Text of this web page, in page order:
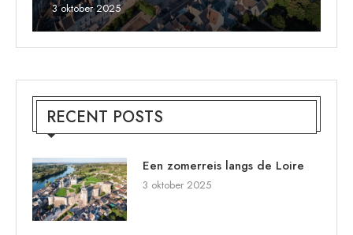
3 oktober 2025
RECENT POSTS
Een zomerreis langs de Loire
3 oktober 2025